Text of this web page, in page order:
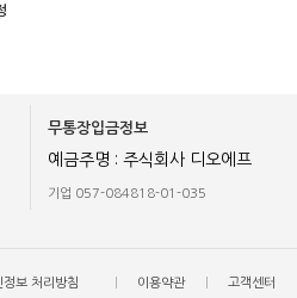
무통장입금정보
예금주명 : 주식회사 디오에프
기업 057-084818-01-035
정보 처리방침 이용약관 고객센터